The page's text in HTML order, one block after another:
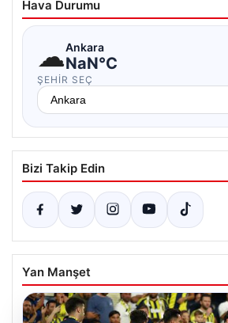
Hava Durumu
☁Ankara
NaN°C
ŞEHIR SEÇ
Bizi Takip Edin
Yan Manşet